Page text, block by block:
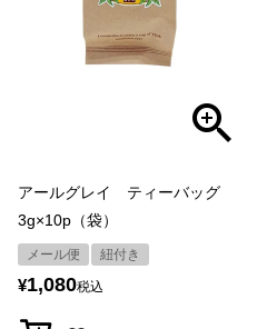
アールグレイ ティーバッグ
3g×10p（袋）
メール便 紐付き
¥1,080税込